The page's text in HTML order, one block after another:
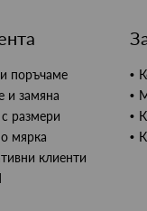
поръчаме
и замяна
размери
мярка
клиенти